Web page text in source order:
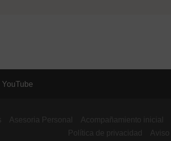
YouTube
Asesoria Personal Acompañamiento inicial
Política de privacidad
Aviso